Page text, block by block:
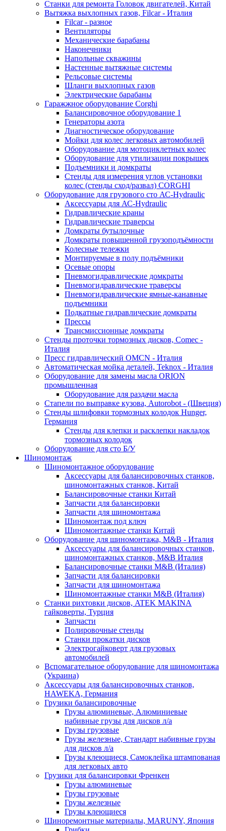
Станки для ремонта Головок двигателей, Китай
Вытяжка выхлопных газов, Filcar - Италия
Filcar - разное
Вентиляторы
Механические барабаны
Наконечники
Напольные скважины
Настенные вытяжные системы
Рельсовые системы
Шланги выхлопных газов
Электрические барабаны
Гаражжное оборудование Corghi
Балансировочное оборудование 1
Генераторы азота
Диагностическое оборудование
Мойки для колес легковых автомобилей
Оборудование для мотоциклетных колес
Оборудование для утилизации покрышек
Подъемники и домкраты
Стенды для измерения углов установки
колес (стенды сход/развал) CORGHI
Оборудование для грузового сто АС-Hydraulic
Аксессуары для АС-Hydraulic
Гидравлические краны
Гидравлические траверсы
Домкраты бутылочные
Домкраты повышенной грузоподъёмности
Колесные тележки
Монтируемые в полу подъёмники
Осевые опоры
Пневмогидравлические домкраты
Пневмогидравлические траверсы
Пневмогидравлические ямные-канавные
подъемники
Подкатные гидравлические домкраты
Прессы
Трансмиссионные домкраты
Стенды проточки тормозных дисков, Comec -
Италия
Пресс гидравлический OMCN - Италия
Автоматическая мойка деталей, Teknox - Италия
Оборудование для замены масла ORION
промышленная
Оборудование для раздачи масла
Стапели по выправке кузова, Autorobot - (Швеция)
Стенды шлифовки тормозных колодок Hunger,
Германия
Стенды для клепки и расклепки накладок
тормозных колодок
Оборудование для сто Б/У
Шиномонтаж
Шиномонтажное оборудование
Аксессуары для балансировочных станков,
шиномонтажных станков, Китай
Балансировочные станки Китай
Запчасти для балансировки
Запчасти для шиномонтажа
Шиномонтаж под ключ
Шиномонтажные станки Китай
Оборудование для шиномонтажа, M&B - Италия
Аксессуары для балансировочных станков,
шиномонтажных станков, M&B Италия
Балансировочные станки M&B (Италия)
Запчасти для балансировки
Запчасти для шиномонтажа
Шиномонтажные станки M&B (Италия)
Станки рихтовки дисков, ATEK MAKINA
гайковерты, Турция
Запчасти
Полировочные стенды
Станки прокатки дисков
Электрогайковерт для грузовых
автомобилей
Вспомагательное оборудование для шиномонтажа
(Украина)
Аксессуары для балансировочных станков,
HAWEKA, Германия
Грузики балансировочные
Грузы алюминевые, Алюминиевые
набивные грузы для дисков л/а
Грузы грузовые
Грузы железные, Cтандарт набивные грузы
для дисков л/а
Грузы клеющиеся, Самоклейка штампованая
для легковых авто
Грузики для балансировки Френкен
Грузы алюминевые
Грузы грузовые
Грузы железные
Грузы клеющиеся
Шиноремонтные материалы, MARUNY, Япония